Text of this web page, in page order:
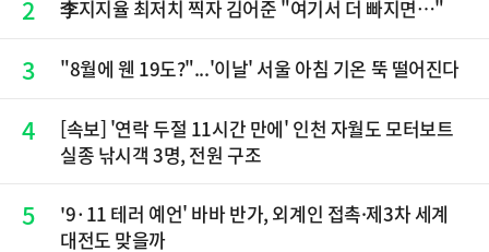
2 李지지율 최저치 찍자 김어준 "여기서 더 빠지면…"
3 "8월에 웬 19도?"...'이날' 서울 아침 기온 뚝 떨어진다
4
[속보] '연락 두절 11시간 만에' 인천 자월도 모터보트
실종 낚시객 3명, 전원 구조
5
'9·11 테러 예언' 바바 반가, 외계인 접촉·제3차 세계
대전도 맞을까